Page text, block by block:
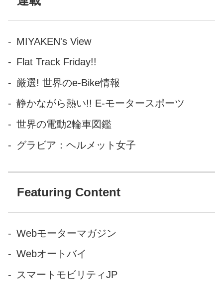
MIYAKEN's View
Flat Track Friday!!
厳選! 世界のe-Bike情報
静かながら熱い!! E-モータースポーツ
世界の電動2輪車図鑑
グラビア：ヘルメット女子
Featuring Content
Webモーターマガジン
Webオートバイ
スマートモビリティJP